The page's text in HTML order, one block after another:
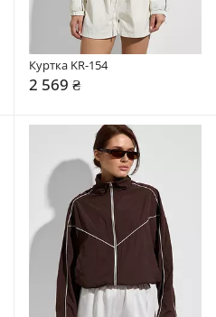
Куртка KR-154
2 569 ₴